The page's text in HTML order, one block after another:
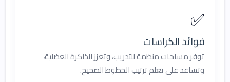
✅
فوائد الكراسات
توفر مساحات منظمة للتدريب، وتعزز الذاكرة العضلية،
وتساعد على تعلم ترتيب الخطوط الصحيح.